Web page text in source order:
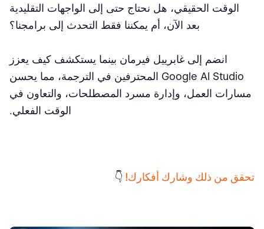
الوقت الحقيقي، هل نحتاج حتى إلى الواجهات التقليدية
بعد الآن، أم يمكننا فقط التحدث إلى برامجنا؟
انضم إلى غابرييل فيرمان بينما يستكشف كيف يعزز
Google AI Studio المحترفين في الترجمة، مما يحسن
مسارات العمل، وإدارة مسرد المصطلحات، والتعاون في
الوقت الفعلي.
تحقق من ذلك وشارك أفكارك! 👇